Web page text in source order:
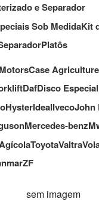
e Separador
Sob MedidaKit
Platôs
Case Agriculture
DafDisco Especial
HysterIdealIvecoJohn
Mercedes-benz
ToyotaValtra
ZF